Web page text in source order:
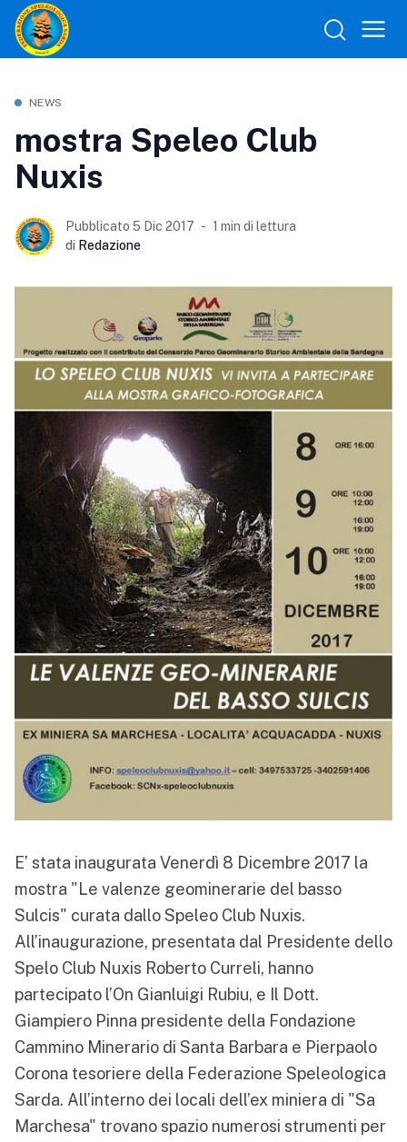
NEWS
mostra Speleo Club
Nuxis
Pubblicato 5 Dic 2017
1 min di lettura
di Redazione
E’ stata inaugurata Venerdì 8 Dicembre 2017 la
mostra "Le valenze geominerarie del basso
Sulcis" curata dallo Speleo Club Nuxis.
All’inaugurazione, presentata dal Presidente dello
Spelo Club Nuxis Roberto Curreli, hanno
partecipato l’On Gianluigi Rubiu, e Il Dott.
Giampiero Pinna presidente della Fondazione
Cammino Minerario di Santa Barbara e Pierpaolo
Corona tesoriere della Federazione Speleologica
Sarda. All’interno dei locali dell’ex miniera di "Sa
Marchesa" trovano spazio numerosi strumenti per